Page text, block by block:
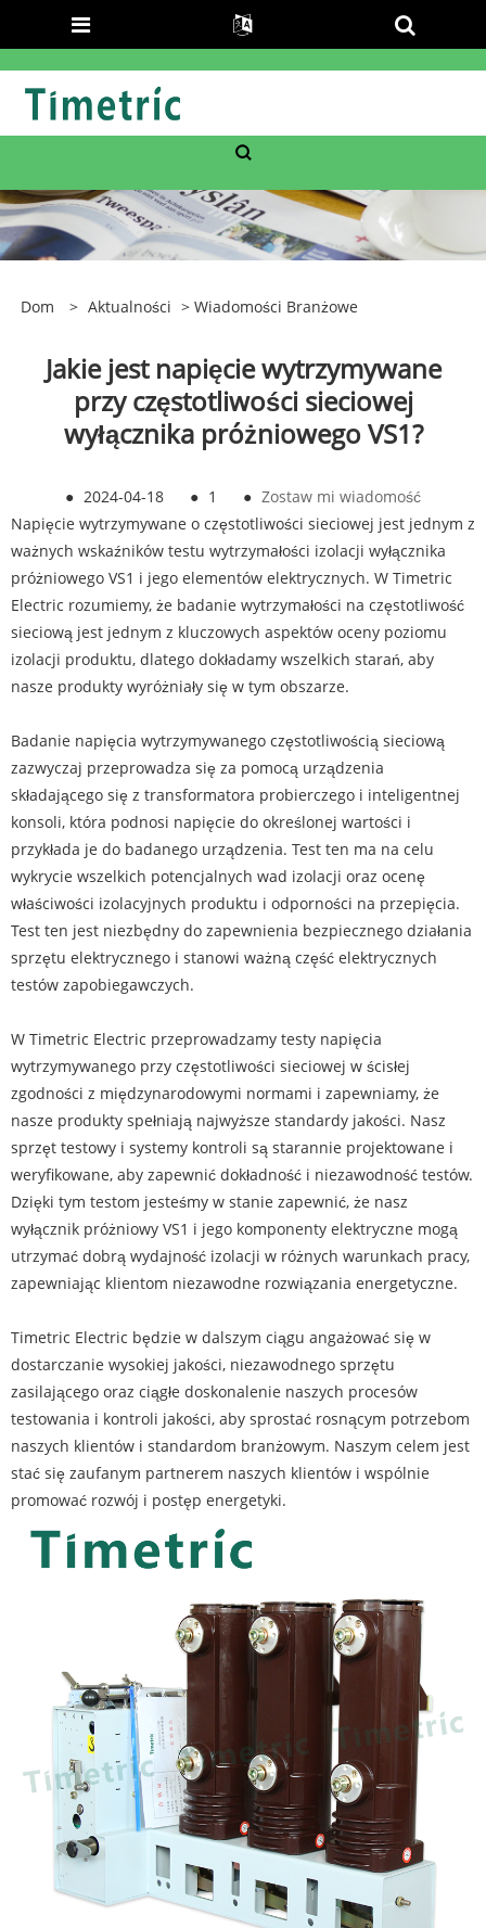
Dom > Aktualności > Wiadomości Branżowe
Jakie jest napięcie wytrzymywane
przy częstotliwości sieciowej
wyłącznika próżniowego VS1?
● 2024-04-18 ● 1 ● Zostaw mi wiadomość
Napięcie wytrzymywane o częstotliwości sieciowej jest jednym z
ważnych wskaźników testu wytrzymałości izolacji wyłącznika
próżniowego VS1 i jego elementów elektrycznych. W Timetric
Electric rozumiemy, że badanie wytrzymałości na częstotliwość
sieciową jest jednym z kluczowych aspektów oceny poziomu
izolacji produktu, dlatego dokładamy wszelkich starań, aby
nasze produkty wyróżniały się w tym obszarze.
Badanie napięcia wytrzymywanego częstotliwością sieciową
zazwyczaj przeprowadza się za pomocą urządzenia
składającego się z transformatora probierczego i inteligentnej
konsoli, która podnosi napięcie do określonej wartości i
przykłada je do badanego urządzenia. Test ten ma na celu
wykrycie wszelkich potencjalnych wad izolacji oraz ocenę
właściwości izolacyjnych produktu i odporności na przepięcia.
Test ten jest niezbędny do zapewnienia bezpiecznego działania
sprzętu elektrycznego i stanowi ważną część elektrycznych
testów zapobiegawczych.
W Timetric Electric przeprowadzamy testy napięcia
wytrzymywanego przy częstotliwości sieciowej w ścisłej
zgodności z międzynarodowymi normami i zapewniamy, że
nasze produkty spełniają najwyższe standardy jakości. Nasz
sprzęt testowy i systemy kontroli są starannie projektowane i
weryfikowane, aby zapewnić dokładność i niezawodność testów.
Dzięki tym testom jesteśmy w stanie zapewnić, że nasz
wyłącznik próżniowy VS1 i jego komponenty elektryczne mogą
utrzymać dobrą wydajność izolacji w różnych warunkach pracy,
zapewniając klientom niezawodne rozwiązania energetyczne.
Timetric Electric będzie w dalszym ciągu angażować się w
dostarczanie wysokiej jakości, niezawodnego sprzętu
zasilającego oraz ciągłe doskonalenie naszych procesów
testowania i kontroli jakości, aby sprostać rosnącym potrzebom
naszych klientów i standardom branżowym. Naszym celem jest
stać się zaufanym partnerem naszych klientów i wspólnie
promować rozwój i postęp energetyki.